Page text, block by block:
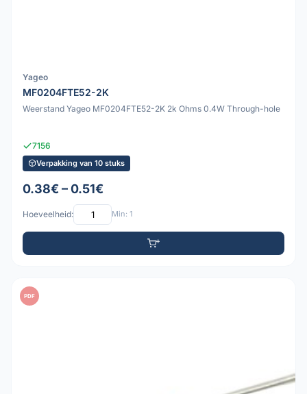
Yageo
MF0204FTE52-2K
Weerstand Yageo MF0204FTE52-2K 2k Ohms 0.4W Through-hole
7156
Verpakking van 10 stuks
0.38€ – 0.51€
Hoeveelheid: Min: 1
PDF